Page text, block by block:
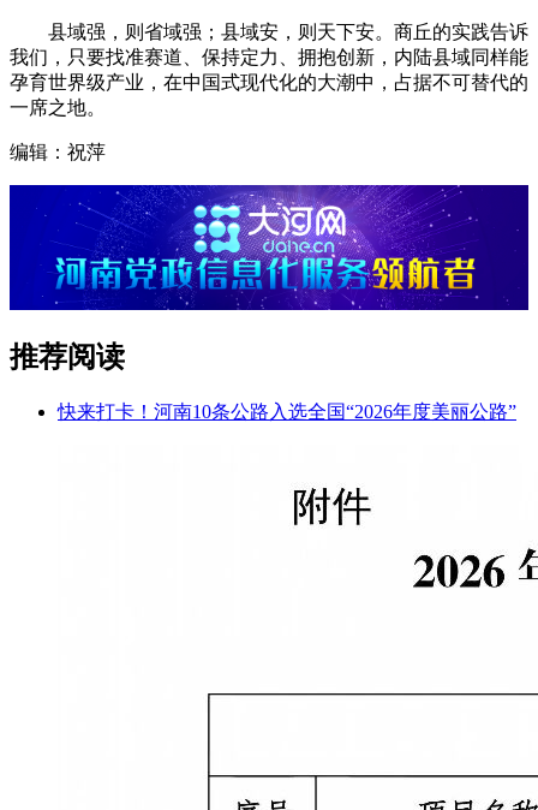
县域强，则省域强；县域安，则天下安。商丘的实践告诉
我们，只要找准赛道、保持定力、拥抱创新，内陆县域同样能
孕育世界级产业，在中国式现代化的大潮中，占据不可替代的
一席之地。
编辑：祝萍
推荐阅读
快来打卡！河南10条公路入选全国“2026年度美丽公路”